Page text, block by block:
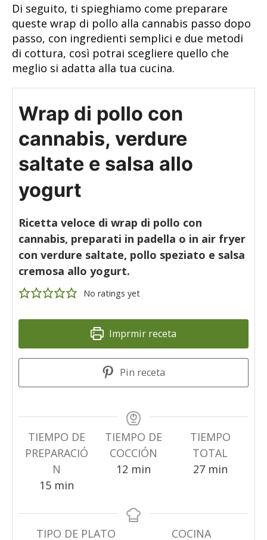
Di seguito, ti spieghiamo come preparare
queste wrap di pollo alla cannabis passo dopo
passo, con ingredienti semplici e due metodi
di cottura, così potrai scegliere quello che
meglio si adatta alla tua cucina.
Wrap di pollo con
cannabis, verdure
saltate e salsa allo
yogurt
Ricetta veloce di wrap di pollo con
cannabis, preparati in padella o in air fryer
con verdure saltate, pollo speziato e salsa
cremosa allo yogurt.
No ratings yet
Imprmir receta
Pin receta
TIEMPO DE
PREPARACIÓ
N
15minuti
min
TIEMPO DE
COCCIÓN
12 minuti
min
TIEMPO
TOTAL
27minuti
min
TIPO DE PLATO COCINA